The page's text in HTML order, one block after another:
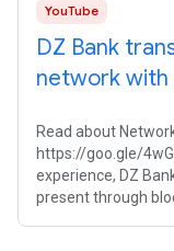
YouTube
DZ Bank
network with
Read about
https://goo.gle/
experience, DZ
present through